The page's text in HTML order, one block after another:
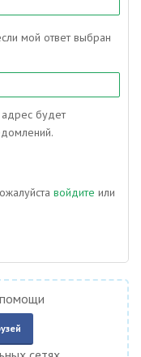
мой ответ выбран
будет
войдите или